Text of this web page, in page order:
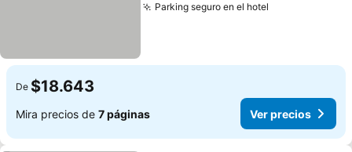
Parking seguro en el hotel
De $18.643
Mira precios de 7 páginas Ver precios